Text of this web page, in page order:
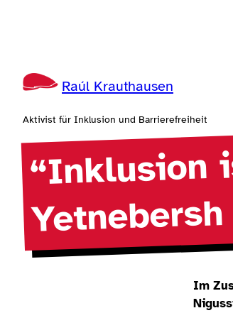
Raúl Krauthausen
Aktivist für Inklusion und Barrierefreiheit
“Inklusion
Im